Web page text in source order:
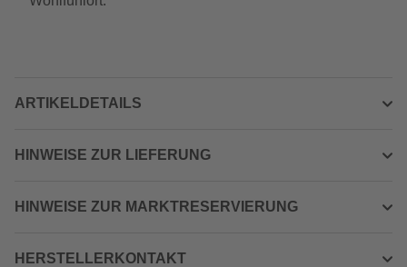
ARTIKELDETAILS
HINWEISE ZUR LIEFERUNG
HINWEISE ZUR MARKTRESERVIERUNG
HERSTELLERKONTAKT